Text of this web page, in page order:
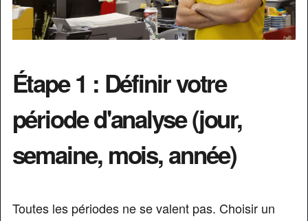
Étape 1 : Définir votre
période d'analyse (jour,
semaine, mois, année)
Toutes les périodes ne se valent pas. Choisir un